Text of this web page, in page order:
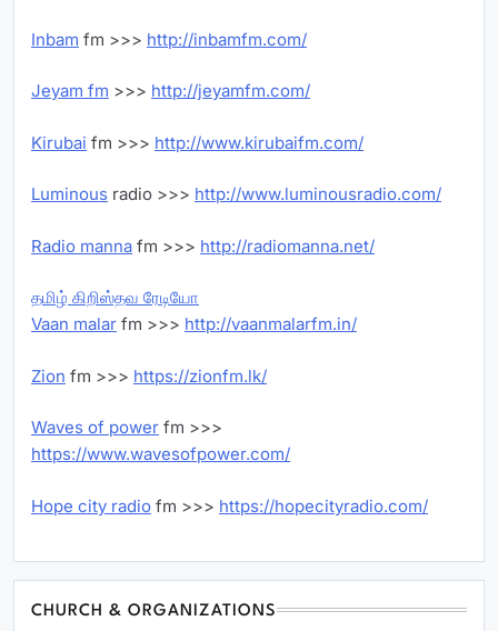
Inbam fm >>> http://inbamfm.com/
Jeyam fm >>> http://jeyamfm.com/
Kirubai fm >>> http://www.kirubaifm.com/
Luminous radio >>> http://www.luminousradio.com/
Radio manna fm >>> http://radiomanna.net/
தமிழ் கிறிஸ்தவ ரேடியோ
Vaan malar fm >>> http://vaanmalarfm.in/
Zion fm >>> https://zionfm.lk/
Waves of power fm >>>
https://www.wavesofpower.com/
Hope city radio fm >>> https://hopecityradio.com/
CHURCH & ORGANIZATIONS